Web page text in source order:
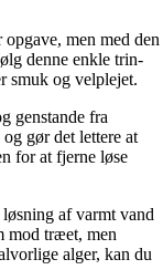
men med den
denne enkle trin-
smuk og velplejet.
genstande fra
gør det lettere at
for at fjerne løse
af varmt vand
mod træet, men
alger, kan du